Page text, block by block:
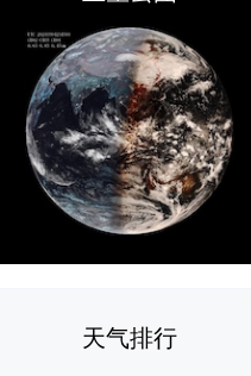
天气排行